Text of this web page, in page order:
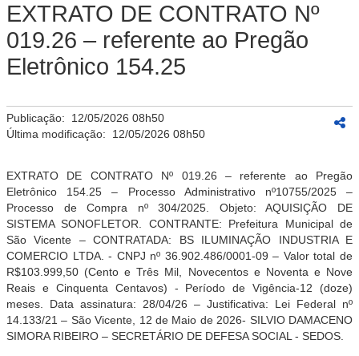
EXTRATO DE CONTRATO Nº
019.26 – referente ao Pregão
Eletrônico 154.25
Publicação: 12/05/2026 08h50
Última modificação: 12/05/2026 08h50
EXTRATO DE CONTRATO Nº 019 26 – referente ao Pregão
Eletrônico 154. 25 – Processo Administrativo nº10755/2025–
Processo de Compra nº304/2025 . Objeto:AQUISIÇÃO DE
SISTEMA SONOFLETOR
CONTRANTE: Prefeitura Municipal de
São Vicente – CONTRATADA: BS ILUMINAÇÃO INDUSTRIA E
COMERCIO LTDA.- CNPJ nº 36.902.486/0001-09 – Valor total de
R$103.999 50 (Cento e Três Mil, Novecentos e Noventa e Nove
Reais e Cinquenta Centavos) - Período deVigência-12 (doze)
meses
Data assinatura: 28/04/26 – Justificativa: Lei Federal nº
14.133/21 – São Vicente, 12 de Maio de 2026- SILVIO DAMACENO
SIMORA RIBEIRO – SECRETÁRIO DE DEFESA SOCIAL - SEDOS